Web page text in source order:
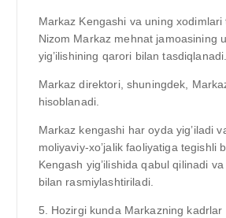
Markaz Kengashi va uning xodimlari
Nizom Markaz mehnat jamoasining
yig’ilishining qarori bilan tasdiqlanadi.
Markaz direktori, shuningdek,
hisoblanadi.
Markaz kengashi har oyda yig’iladi
moliyaviy-xo’jalik faoliyatiga tegishli
Kengash yig’ilishida qabul qilinadi
bilan rasmiylashtiriladi.
5. Hozirgi kunda Markazning kadrlar